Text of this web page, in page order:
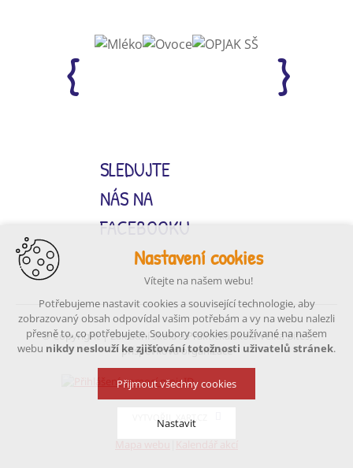
SLEDUJTE
NÁS NA
FACEBOOKU
© Copyright | Základní škola a Praktická škola Velká Bíteš,
příspěvková organizace
VYTVOŘIL XART.CZ
Nastavení cookies
Vítejte na našem webu!
Potřebujeme nastavit cookies a související technologie, aby
zobrazovaný obsah odpovídal vašim potřebám a vy na webu nalezli
přesně to, co potřebujete. Soubory cookies používané na našem
webu nikdy neslouží ke zjišťování totožnosti uživatelů stránek.
Přijmout všechny cookies
Nastavit